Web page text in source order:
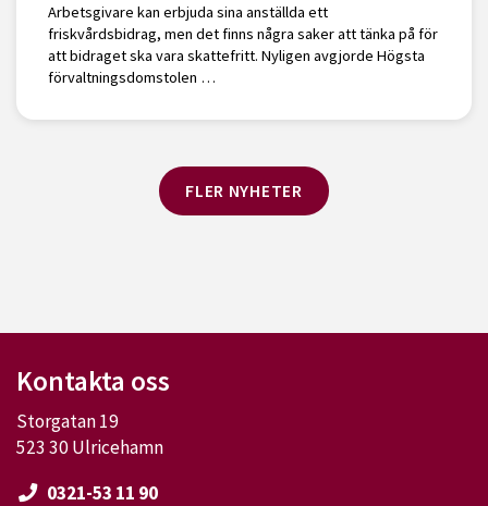
Arbetsgivare kan erbjuda sina anställda ett
friskvårdsbidrag, men det finns några saker att tänka på för
att bidraget ska vara skattefritt. Nyligen avgjorde Högsta
förvaltningsdomstolen …
FLER NYHETER
Kontakta oss
Storgatan 19
523 30 Ulricehamn
0321-53 11 90